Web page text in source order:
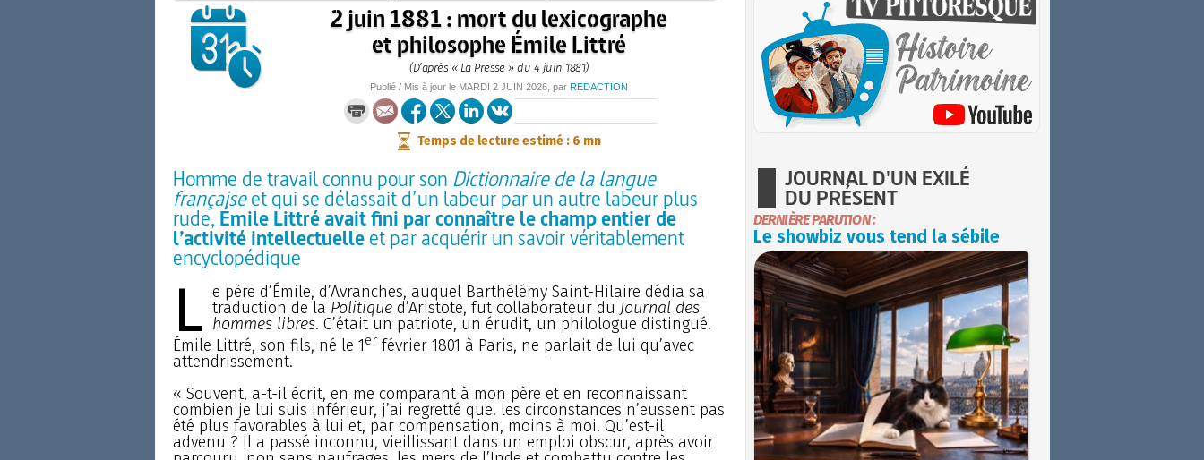
2 juin 1881 : mort du lexicographe
et philosophe Émile Littré
(D’après « La Presse » du 4 juin 1881)
Publié / Mis à jour le MARDI 2 JUIN 2026 , par REDACTION
Temps de lecture estimé : 6 mn
Homme de travail connu pour son Dictionnaire de la langue
françaiseet qui se délassait d’un labeur par un autre labeur plus
rude, Émile Littré avait fini par connaître le champ entier de
l’activité intellectuelleet par acquérir un savoir véritablement
encyclopédique
L e père d’Émile, d’Avranches, auquel Barthélémy Saint-Hilaire dédia sa
traduction de la Politiqued’Aristote, fut collaborateur du Journal des
hommes libres. C’était un patriote, un érudit, un philologue distingué.
Émile Littré, son fils, né le 1er février 1801 à Paris, ne parlait de lui qu’avec
attendrissement.
« Souvent, a-t-il écrit, en me comparant à mon père et en reconnaissant
combien je lui suis inférieur, j’ai regretté que. les circonstances n’eussent pas
été plus favorables à lui et, par compensation, moins à moi. Qu’est-il
advenu ? Il a passé inconnu, vieillissant dans un emploi obscur, après avoir
JOURNAL D'UN EXILÉ
DU PRÉSENT
DERNIÈRE PARUTION :
Le showbiz vous tend la sébile